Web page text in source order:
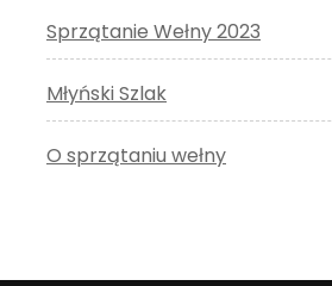
Sprzątanie Wełny 2023
Młyński Szlak
O sprzątaniu wełny